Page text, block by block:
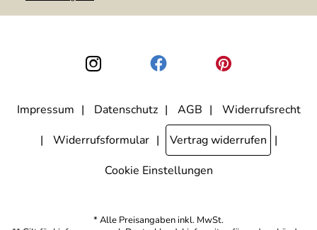
den Link "Abmelden" am Ende des Newsletters anklicke. Die
Datenschutzerklärung
habe ich zur Kenntnis genommen.
Impressum Datenschutz AGB
Widerrufsrecht
Widerrufsformular
Vertrag widerrufen
Cookie Einstellungen
* Alle Preisangaben inkl. MwSt.